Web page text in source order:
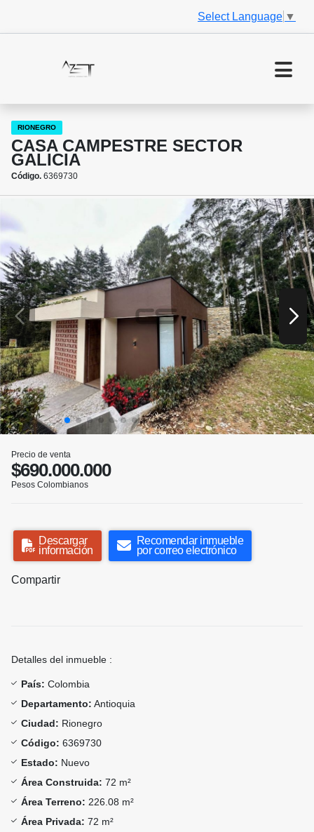
Select Language ▼
RIONEGRO
CASA CAMPESTRE SECTOR
GALICIA
Código. 6369730
Precio de venta
$690.000.000
Pesos Colombianos
Descargar
información
Recomendar inmueble
por correo electrónico
Compartir
Detalles del inmueble :
País: Colombia
Departamento: Antioquia
Ciudad: Rionegro
Código: 6369730
Estado: Nuevo
Área Construida: 72 m²
Área Terreno: 226.08 m²
Área Privada: 72 m²